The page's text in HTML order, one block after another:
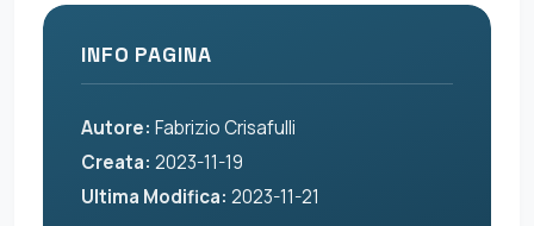
INFO PAGINA
Autore: Fabrizio Crisafulli
Creata: 2023-11-19
Ultima Modifica: 2023-11-21